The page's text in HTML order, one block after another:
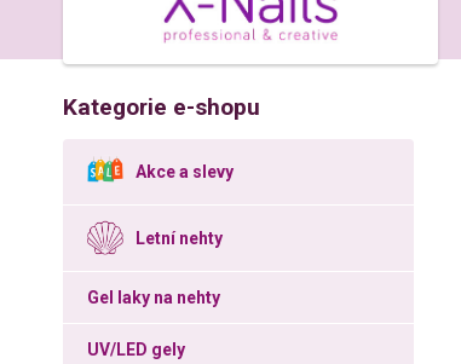
Kategorie e-shopu
Akce a slevy
Letní nehty
Gel laky na nehty
UV/LED gely